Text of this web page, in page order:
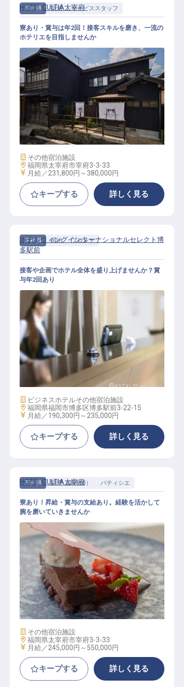
正社員 宿泊 サービススタッフ
宿泊施設スタッフ
HOTEL CULTIA太宰府
寮あり・賞与は年2回！接客スキルを磨き、一流の
ホテリエを目指しませんか
施設業態
その他宿泊施設
勤務地
福岡県太宰府市宰府3-3-33
給与
月給／231,800円～ 380,000円
キープする 詳しく見る
正社員 宿泊 フロント
フロント
ホテルウィングインターナショナルセレクト博
多駅前
接客や企画でホテル全体を盛り上げませんか？賞
与年2回あり
施設業態
ビジネスホテルその他宿泊施設
勤務地
福岡県福岡市博多区博多駅前3-22-15
給与
月給／190,300円～ 235,000円
キープする 詳しく見る
正社員 調理（調理師） パティシエ
パティシエ
HOTEL CULTIA太宰府
寮あり！昇給・賞与の支給あり。経験を活かして
腕を磨いていきませんか
施設業態
その他宿泊施設
勤務地
福岡県太宰府市宰府3-3-33
給与
月給／245,000円～ 550,000円
キープする 詳しく見る